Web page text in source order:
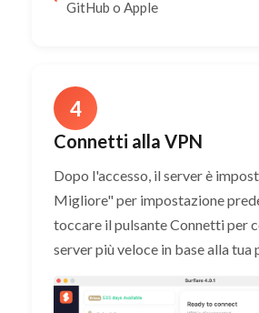
GitHub o Apple
4
Connetti alla VPN
Dopo l'accesso, il server è
Migliore" per impostazione
toccare il pulsante Connetti per
server più veloce in base alla tua